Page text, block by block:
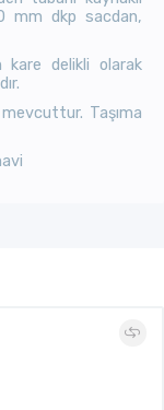
mm dkp sacdan,
delikli olarak
Taşıma